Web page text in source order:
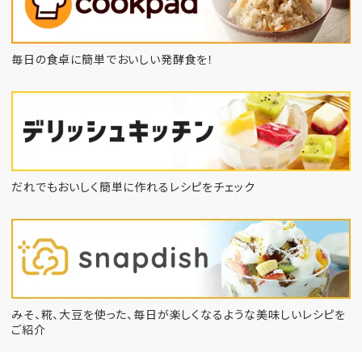
毎日の食卓に簡単でおいしい発酵食を！
だれでもおいしく簡単に作れるレシピをチェック
みそ、糀、大豆を使った、毎日が楽しくなるような美味しいレシピを
ご紹介